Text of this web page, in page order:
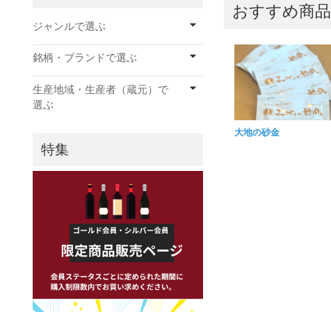
おすすめ商品
大地の砂金
ジャンルで選ぶ
銘柄・ブランドで選ぶ
生産地域・生産者（蔵元）で
選ぶ
特集